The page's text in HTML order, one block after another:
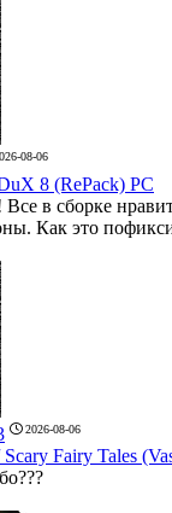
08-06
8 (RePack) PC
в сборке
Как это
2026-08-06
Fairy Tales